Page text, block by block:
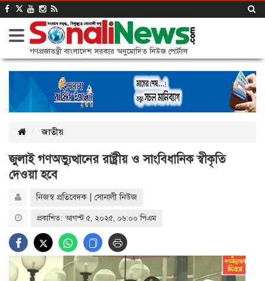
গণপ্রজাতন্ত্রী বাংলাদেশ সরকার অনুমোদিত নিউজ পোর্টাল
জাতীয়
জুলাই গণঅভ্যুত্থানের রাষ্ট্রীয় ও সাংবিধানিক স্বীকৃতি
দেওয়া হবে
নিজস্ব প্রতিবেদক | সোনালী নিউজ
প্রকাশিত: আগস্ট ৫, ২০২৫, ০৬:০০ পিএম